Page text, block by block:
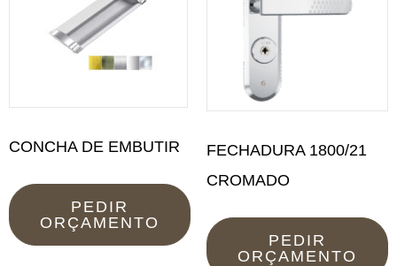
CONCHA DE EMBUTIR
PEDIR
ORÇAMENTO
FECHADURA 1800/21
CROMADO
PEDIR
ORÇAMENTO